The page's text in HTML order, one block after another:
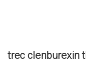
trec clenburexin